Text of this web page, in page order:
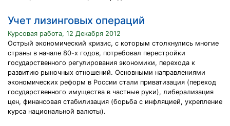
Учет лизинговых операций
Курсовая работа, 12 Декабря 2012
Острый экономический кризис, с которым столкнулись многие
страны в начале 80-х годов, потребовал перестройки
государственного регулирования экономики, перехода к
развитию рыночных отношений. Основными направлениями
экономических реформ в России стали приватизация (переход
государственного имущества в частные руки), либерализация
цен, финансовая стабилизация (борьба с инфляцией, укрепление
курса национальной валюты).